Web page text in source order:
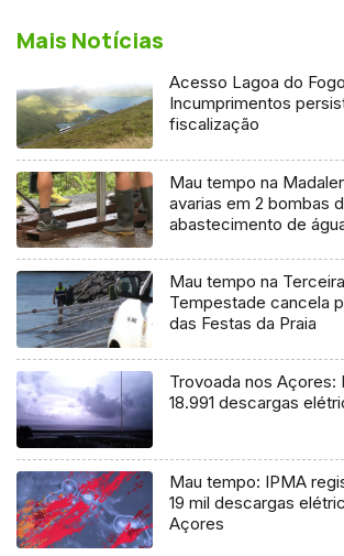
Mais Notícias
Acesso Lagoa do
Incumprimentos
fiscalização
Mau tempo na
avarias em 2 bombas
abastecimento de
Mau tempo na
Tempestade cancela
das Festas da Praia
Trovoada nos Açores:
18.991 descargas
Mau tempo: IPMA
19 mil descargas
Açores